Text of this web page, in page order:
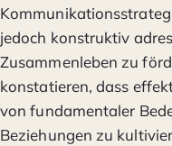
jedoch konstruktiv
Zusammenleben zu
konstatieren, dass
von fundamentaler
Beziehungen zu